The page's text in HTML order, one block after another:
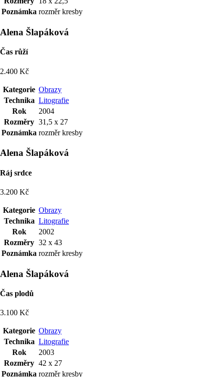
Poznámka rozměr kresby
Alena Šlapáková
Čas růží
2.400 Kč
Kategorie Obrazy
Technika Litografie
Rok
2004
Rozměry 31,5 x 27
Poznámka rozměr kresby
Alena Šlapáková
Ráj srdce
3.200 Kč
Kategorie Obrazy
Technika Litografie
Rok
2002
Rozměry 32 x 43
Poznámka rozměr kresby
Alena Šlapáková
Čas plodů
3.100 Kč
Kategorie Obrazy
Technika Litografie
Rok
2003
Rozměry 42 x 27
Poznámka rozměr kresby